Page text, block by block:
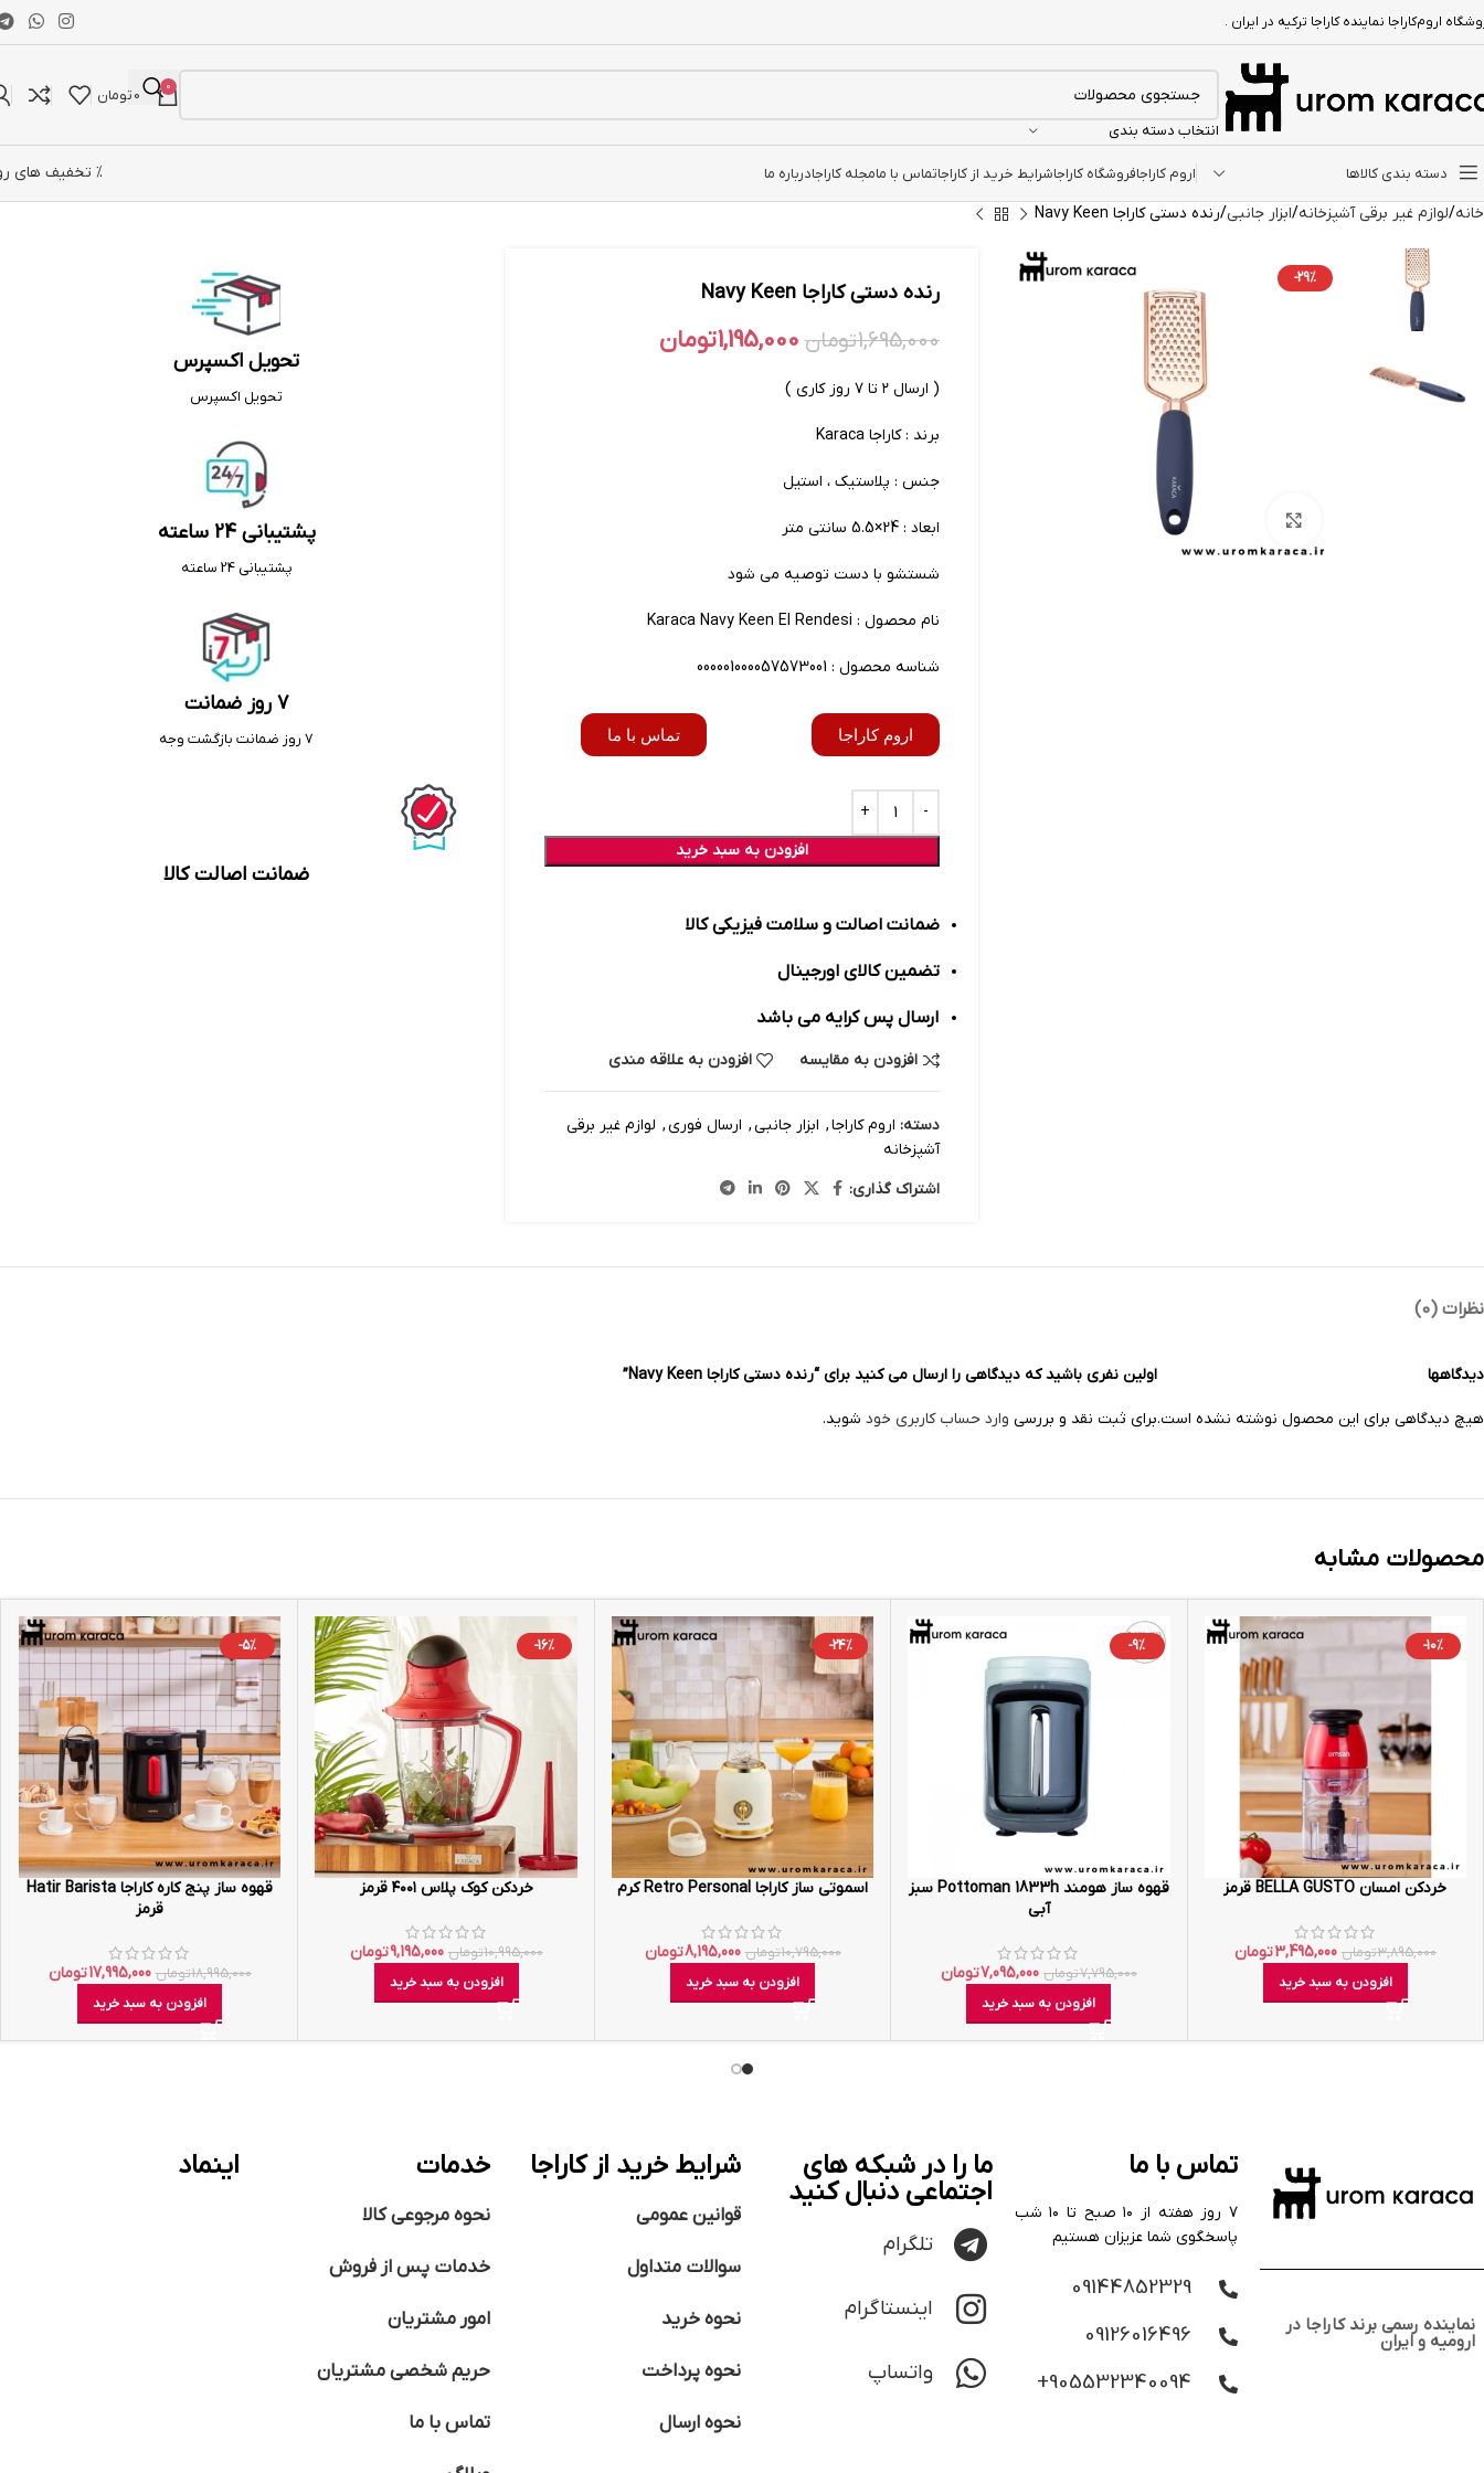
اروم‌کاراجا نماینده کاراجا ترکیه در ایران .
انتخاب دسته بندی
0
0تومان
دسته بندی کالاها اروم کاراجافروشگاه کاراجاشرایط خرید از کاراجاتماس با مامجله کاراجادرباره ما
% تخفیف های
خانه لوازم غیر برقی آشپزخانه ابزار جانبی رنده دستی کاراجا Navy Keen
-29%
بزرگنمایی تصویر
رنده دستی کاراجا Navy Keen
1,695,000تومان 1,195,000تومان
( ارسال ۲ تا ۷ روز کاری )
برند : کاراجا Karaca
جنس : پلاستیک ، استیل
ابعاد : 24×5.5 سانتی متر
شستشو با دست توصیه می شود
نام محصول : Karaca Navy Keen El Rendesi
شناسه محصول : 000001000057573001
اروم کاراجا تماس با ما
افزودن به سبد خرید
ضمانت اصالت و سلامت فیزیکی کالا
تضمین کالای اورجینال
ارسال پس کرایه می باشد
افزودن به مقایسه افزودن به علاقه مندی
دسته: اروم کاراجا, ابزار جانبی, ارسال فوری, لوازم غیر برقی
آشپزخانه
اشتراک گذاری:
تحویل اکسپرس
تحویل اکسپرس
پشتیبانی 24 ساعته
پشتیبانی 24 ساعته
7 روز ضمانت
7 روز ضمانت بازگشت وجه
ضمانت اصالت کالا
نظرات (0)
دیدگاهها
هیچ دیدگاهی برای این محصول نوشته نشده است.
اولین نفری باشید که دیدگاهی را ارسال می کنید برای “رنده دستی کاراجا Navy Keen”
برای ثبت نقد و بررسی وارد حساب کاربری خود شوید.
محصولات مشابه
-10%
خردکن امسان BELLA GUSTO قرمز
3,895,000تومان 3,495,000تومان
افزودن به سبد خرید
-9%
قهوه ساز هومند Pottoman 1833h سبز
آبی
7,795,000تومان 7,095,000تومان
افزودن به سبد خرید
-24%
اسموتی ساز کاراجا Retro Personal کرم
10,795,000تومان 8,195,000تومان
افزودن به سبد خرید
-16%
خردکن کوک پلاس ۴۰۰۱ قرمز
10,995,000تومان 9,195,000تومان
افزودن به سبد خرید
-5%
قهوه ساز پنج کاره کاراجا Hatir Barista
قرمز
18,995,000تومان 17,995,000تومان
افزودن به سبد خرید
نماینده رسمی برند کاراجا در
ارومیه و ایران
تماس با ما
۷ روز هفته از ۱۰ صبح تا ۱۰ شب
پاسخگوی شما عزیزان هستیم
09144852329
09126016496
905532340094+
ما را در شبکه های
اجتماعی دنبال کنید
تلگرام
اینستاگرام
واتساپ
شرایط خرید از کاراجا
قوانین عمومی
سوالات متداول
نحوه خرید
نحوه پرداخت
نحوه ارسال
خدمات
نحوه مرجوعی کالا
خدمات پس از فروش
امور مشتریان
حریم شخصی مشتریان
تماس با ما
اینماد